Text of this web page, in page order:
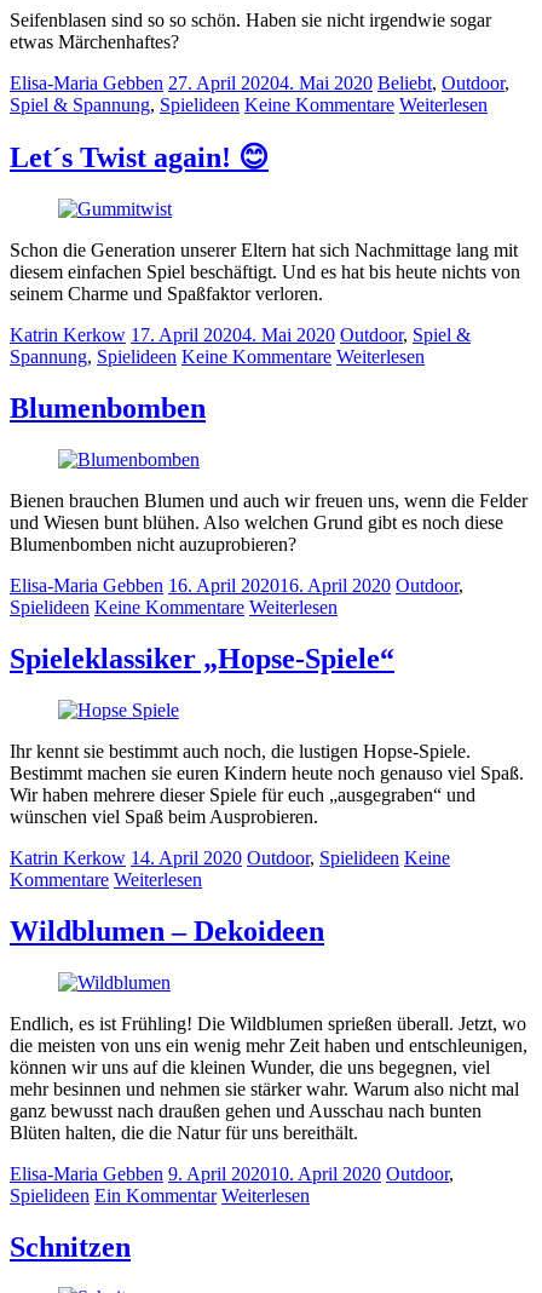
Seifenblasen sind so so schön. Haben sie nicht irgendwie sogar
etwas Märchenhaftes?
Elisa-Maria Gebben 27. April 20204. Mai 2020 Beliebt, Outdoor,
Spiel & Spannung, Spielideen Keine Kommentare Weiterlesen
Let´s Twist again! 😊
Schon die Generation unserer Eltern hat sich Nachmittage lang mit
diesem einfachen Spiel beschäftigt. Und es hat bis heute nichts von
seinem Charme und Spaßfaktor verloren.
Katrin Kerkow 17. April 20204. Mai 2020 Outdoor, Spiel &
Spannung, Spielideen Keine Kommentare Weiterlesen
Blumenbomben
Bienen brauchen Blumen und auch wir freuen uns, wenn die Felder
und Wiesen bunt blühen. Also welchen Grund gibt es noch diese
Blumenbomben nicht auzuprobieren?
Elisa-Maria Gebben 16. April 202016. April 2020 Outdoor,
Spielideen Keine Kommentare Weiterlesen
Spieleklassiker „Hopse-Spiele“
Ihr kennt sie bestimmt auch noch, die lustigen Hopse-Spiele.
Bestimmt machen sie euren Kindern heute noch genauso viel Spaß.
Wir haben mehrere dieser Spiele für euch „ausgegraben“ und
wünschen viel Spaß beim Ausprobieren.
Katrin Kerkow 14. April 2020 Outdoor, Spielideen Keine
Kommentare Weiterlesen
Wildblumen – Dekoideen
Endlich, es ist Frühling! Die Wildblumen sprießen überall. Jetzt, wo
die meisten von uns ein wenig mehr Zeit haben und entschleunigen,
können wir uns auf die kleinen Wunder, die uns begegnen, viel
mehr besinnen und nehmen sie stärker wahr. Warum also nicht mal
ganz bewusst nach draußen gehen und Ausschau nach bunten
Blüten halten, die die Natur für uns bereithält.
Elisa-Maria Gebben 9. April 202010. April 2020 Outdoor,
Spielideen Ein Kommentar Weiterlesen
Schnitzen